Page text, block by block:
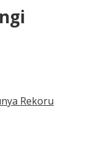
Rekoru